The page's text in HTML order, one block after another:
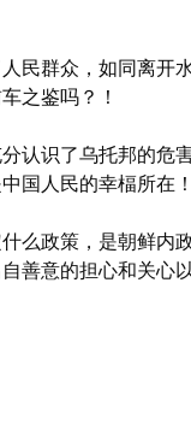
民群众，如同离开
之鉴吗？！
认识了乌托邦的危
国人民的幸楅所在！
么政策，是朝鲜内
善意的担心和关心